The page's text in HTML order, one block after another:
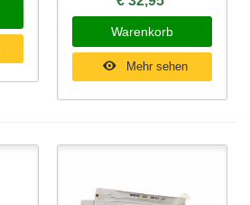
Warenkorb
Mehr sehen